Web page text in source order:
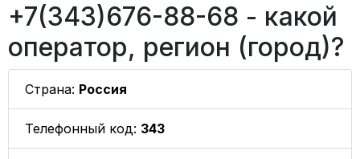
+7(343)676-88-68 - какой
оператор, регион (город)?
Страна: Россия
Телефонный код: 343